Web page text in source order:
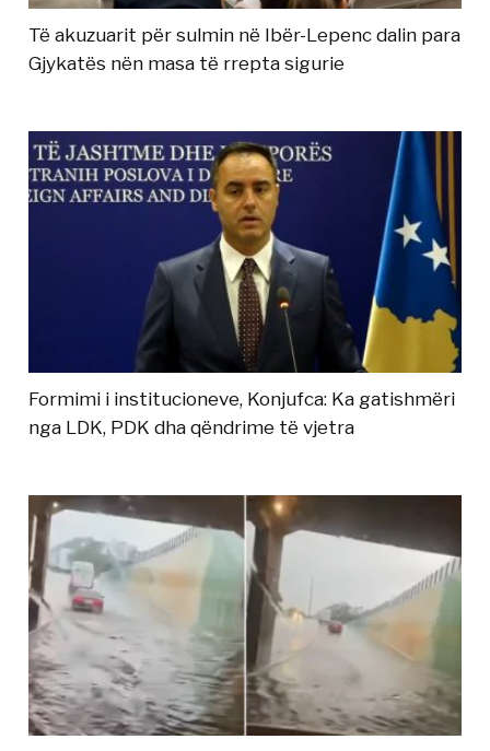
Të akuzuarit për sulmin në Ibër-Lepenc dalin para
Gjykatës nën masa të rrepta sigurie
Formimi i institucioneve, Konjufca: Ka gatishmëri
nga LDK, PDK dha qëndrime të vjetra